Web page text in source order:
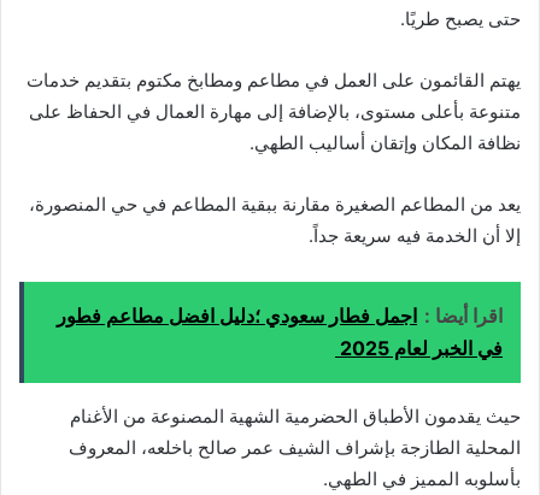
حتى يصبح طريًا.
يهتم القائمون على العمل في مطاعم ومطابخ مكتوم بتقديم خدمات
متنوعة بأعلى مستوى، بالإضافة إلى مهارة العمال في الحفاظ على
نظافة المكان وإتقان أساليب الطهي.
يعد من المطاعم الصغيرة مقارنة ببقية المطاعم في حي المنصورة،
إلا أن الخدمة فيه سريعة جداً.
اقرا أيضا : اجمل فطار سعودي ؛دليل افضل مطاعم فطور
في الخبر لعام 2025
حيث يقدمون الأطباق الحضرمية الشهية المصنوعة من الأغنام
المحلية الطازجة بإشراف الشيف عمر صالح باخلعه، المعروف
بأسلوبه المميز في الطهي.